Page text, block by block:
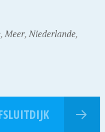
, Meer, Niederlande,